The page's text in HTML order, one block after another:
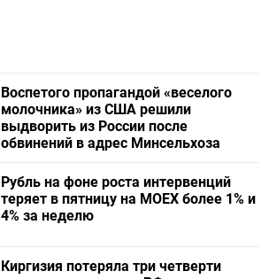
Воспетого пропагандой «веселого
молочника» из США решили
выдворить из России после
обвинений в адрес Минсельхоза
Рубль на фоне роста интервенций
теряет в пятницу на МОЕХ более 1% и
4% за неделю
Киргизия потеряла три четверти